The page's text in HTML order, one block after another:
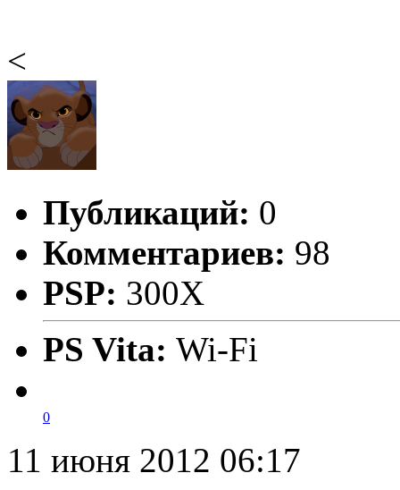
<
Публикаций: 0
Комментариев: 98
PSP: 300X
PS Vita: Wi-Fi
0
11 июня 2012 06:17